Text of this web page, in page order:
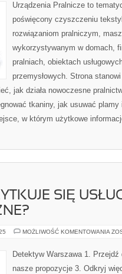
Urządzenia Pralnicze to
poświęcony czyszczeniu
rozwiązaniom pralniczym,
wykorzystywanym w domach,
pralniach, obiektach
przemysłowych. Strona
jak działa nowoczesne
tkaniny, jak usuwać plamy
w którym użytkowe
SIĘ
MOŻLIWOŚĆ KOMENTOWANIA W
SIĘ
Detektyw Warszawa 1.
nasze propozycje 3. Odkryj